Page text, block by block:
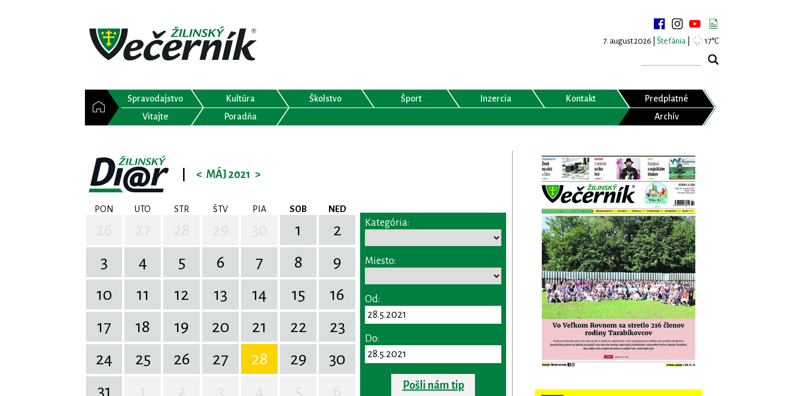
7. august 2026 | Štefánia 17°C
Spravodajstvo Kultúra Školstvo Šport Inzercia Kontakt
Predplatné
Vitajte
Poradňa Archív
< MÁJ 2021 >
PON UTO STR ŠTV PIA SOB NED
1
2
3
4 5 6 7 8
9
10
11 12 13 14 15
16
17
18 19 20 21 22
23
24
25 26 27 28 29
30
31
Kategória:
Miesto:
Od:
Do:
Pošli nám tip